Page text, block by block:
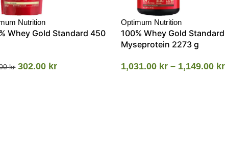
Nutrition
Whey Gold Standard 450
kr 302.00 kr
Optimum Nutrition
100% Whey Gold Standard
Myseprotein 2273 g
1,031.00 kr – 1,149.00 kr